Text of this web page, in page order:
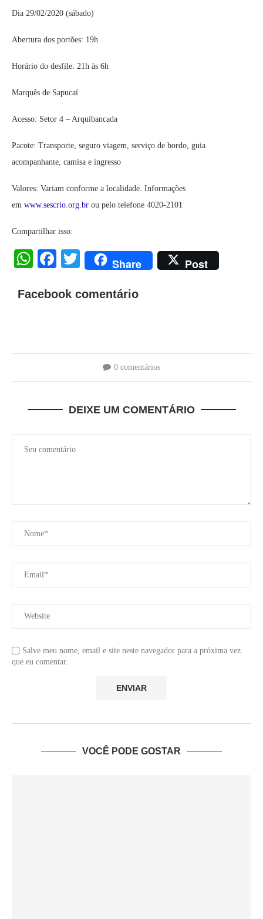
Dia 29/02/2020 (sábado)
Abertura dos portões: 19h
Horário do desfile: 21h às 6h
Marquês de Sapucaí
Acesso: Setor 4 – Arquibancada
Pacote: Transporte, seguro viagem, serviço de bordo, guia
acompanhante, camisa e ingresso
Valores: Variam conforme a localidade. Informações
em www.sescrio.org.br ou pelo telefone 4020-2101
Compartilhar isso:
WhatsApp
Facebook
Twitter
Share Post
Facebook comentário
0 comentários
DEIXE UM COMENTÁRIO
Salve meu nome, email e site neste navegador para a próxima vez
que eu comentar.
VOCÊ PODE GOSTAR